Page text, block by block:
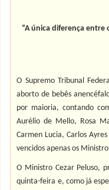
“A única diferença
O Supremo Tribunal
aborto de bebês
por maioria, contando
Aurélio de Mello, Rosa
Carmen Lucia, Carlos
vencidos apenas os
O Ministro Cezar Peluso,
quinta-feira e, como já